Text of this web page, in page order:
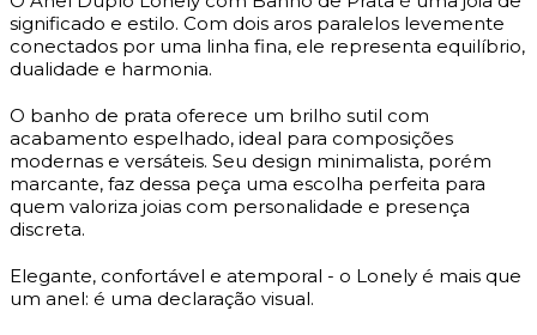
significado e estilo. Com dois aros paralelos levemente
conectados por uma linha fina, ele representa equilíbrio,
dualidade e harmonia.
O banho de prata oferece um brilho sutil com
acabamento espelhado, ideal para composições
modernas e versáteis. Seu design minimalista, porém
marcante, faz dessa peça uma escolha perfeita para
quem valoriza joias com personalidade e presença
discreta.
Elegante, confortável e atemporal - o Lonely é mais que
um anel: é uma declaração visual.